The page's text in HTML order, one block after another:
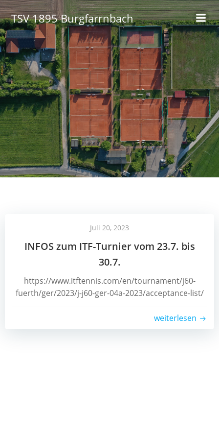
Zum
Inhalt
springen
TSV 1895 Burgfarrnbach
Juli 20, 2023
INFOS zum ITF-Turnier vom 23.7. bis
30.7.
https://www.itftennis.com/en/tournament/j60-
fuerth/ger/2023/j-j60-ger-04a-2023/acceptance-list/
weiterlesen